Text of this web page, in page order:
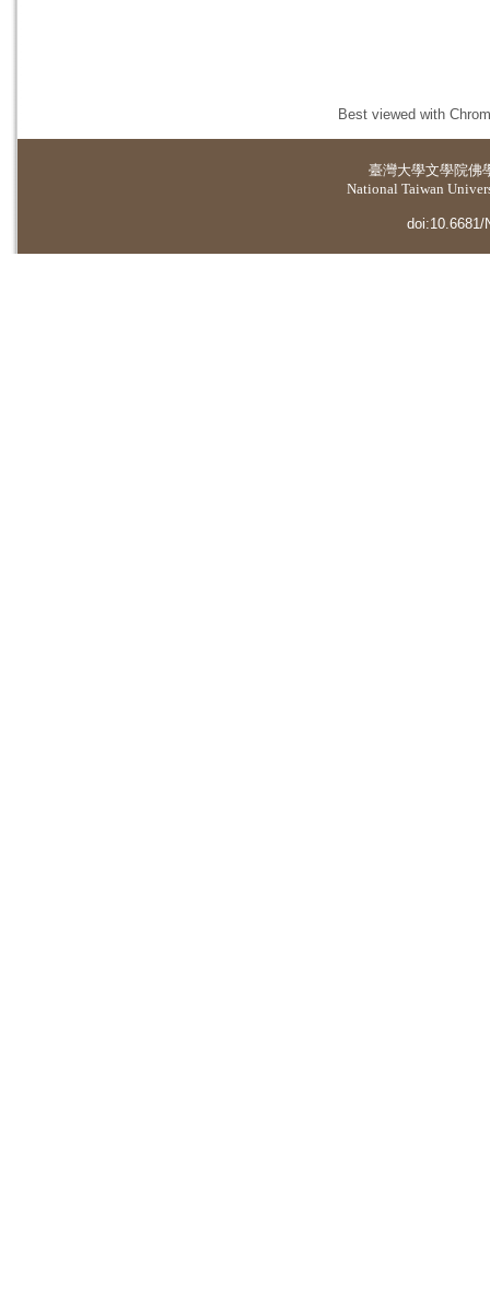
Best viewed with
臺灣大學文學院佛
National Taiwan
doi:10.6681/